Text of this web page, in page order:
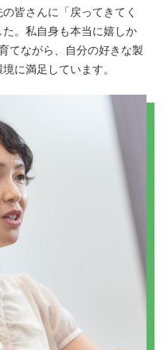
皆さんに「戻ってきてく
。私自身も本当に嬉しか
てながら、自分の好きな製
に満足しています。